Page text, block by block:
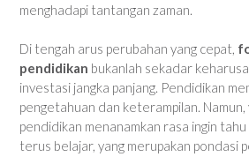
menghadapi tantangan zaman.
Di tengah arus perubahan yang cepat,
pendidikan bukanlah sekadar
investasi jangka panjang. Pendidikan
pengetahuan dan keterampilan. Namun,
pendidikan menanamkan rasa ingin
terus belajar, yang merupakan pondasi